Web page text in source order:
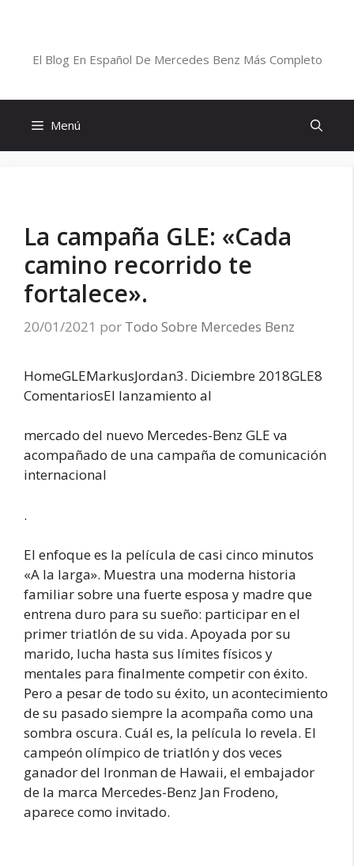
El Blog En Español De Mercedes Benz Más Completo
Menú
La campaña GLE: «Cada
camino recorrido te
fortalece».
20/01/2021 por Todo Sobre Mercedes Benz
HomeGLEMarkusJordan3. Diciembre 2018GLE8
ComentariosEl lanzamiento al
mercado del nuevo Mercedes-Benz GLE va
acompañado de una campaña de comunicación
internacional
.
El enfoque es la película de casi cinco minutos
«A la larga». Muestra una moderna historia
familiar sobre una fuerte esposa y madre que
entrena duro para su sueño: participar en el
primer triatlón de su vida. Apoyada por su
marido, lucha hasta sus límites físicos y
mentales para finalmente competir con éxito.
Pero a pesar de todo su éxito, un acontecimiento
de su pasado siempre la acompaña como una
sombra oscura. Cuál es, la película lo revela. El
campeón olímpico de triatlón y dos veces
ganador del Ironman de Hawaii, el embajador
de la marca Mercedes-Benz Jan Frodeno,
aparece como invitado.